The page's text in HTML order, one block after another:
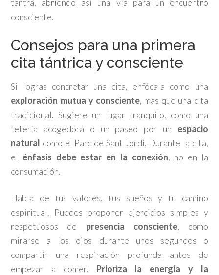
tantra, abriendo así una vía para un encuentro
consciente.
Consejos para una primera
cita tántrica y consciente
Si logras concretar una cita, enfócala como una
exploración mutua y consciente, más que una cita
tradicional. Sugiere un lugar tranquilo, como una
tetería acogedora o un paseo por un espacio
natural como el Parc de Sant Jordi. Durante la cita,
el énfasis debe estar en la conexión, no en la
consumación.
Habla de tus valores, tus sueños y tu camino
espiritual. Puedes proponer ejercicios simples y
respetuosos de presencia consciente, como
mirarse a los ojos durante unos segundos o
compartir una respiración profunda antes de
empezar a comer. Prioriza la energía y la